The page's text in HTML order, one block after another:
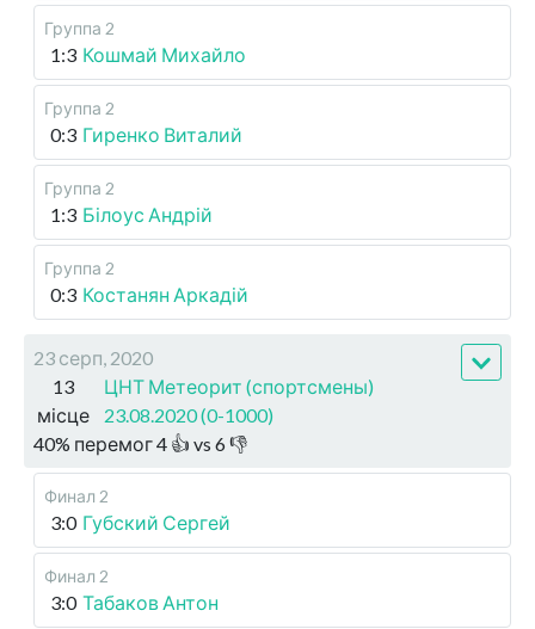
Группа 2
1:3 Кошмай Михайло
Группа 2
0:3 Гиренко Виталий
Группа 2
1:3 Білоус Андрій
Группа 2
0:3 Костанян Аркадій
23 серп, 2020
13
місце
ЦНТ Метеорит (спортсмены)
23.08.2020 (0-1000)
40% перемог4 👍 vs 6👎
Финал 2
3:0 Губский Сергей
Финал 2
3:0 Табаков Антон